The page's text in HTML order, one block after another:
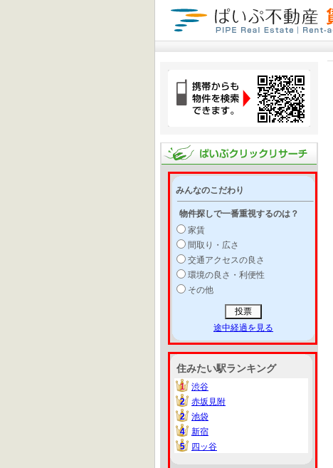
みんなのこだわり
物件探しで一番重視するのは？
家賃
間取り・広さ
交通アクセスの良さ
環境の良さ・利便性
その他
途中経過を見る
住みたい駅ランキング
1
1
渋谷
2
2
赤坂見附
2
2
池袋
4
4
新宿
5
5 四ッ谷